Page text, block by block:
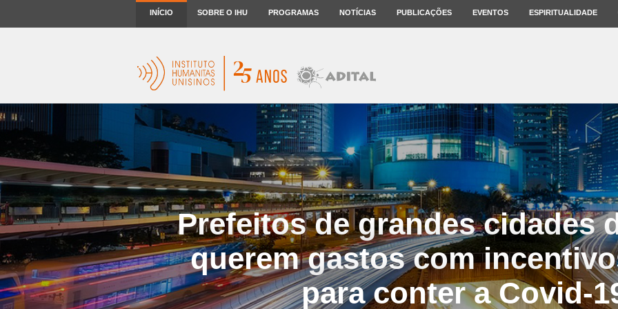
INÍCIO SOBRE O IHU PROGRAMAS NOTÍCIAS PUBLICAÇÕES EVENTOS ESPIRITUALIDADE
Prefeitos de grandes cidades
querem gastos com
para conter a Covid-